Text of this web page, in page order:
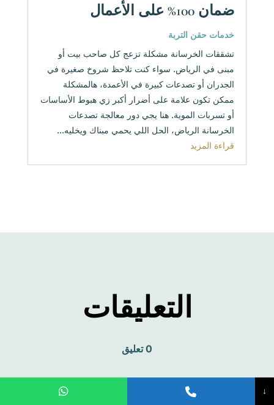
ضمان 100% على الأعمال
خدمات حقن التربة
تشققات الخرسانة مشكلة تزعج كل صاحب بيت أو
مبنى في الرياض. سواء كنت تلاحظ شروخ صغيرة في
الجدران أو تصدعات كبيرة في الأعمدة، هالمشكلة
ممكن تكون علامة على أضرار أكبر زي هبوط الأساسات
أو تسربات الموية. هنا يجي دور معالجة تصدعات
الخرسانة الرياض، الحل اللي يحمي مبناك ويخليه...
قراءة المزيد
التعليقات
0 تعليق
↓